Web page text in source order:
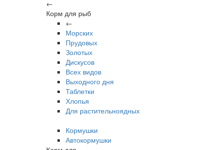
←
Корм для рыб
←
Морских
Прудовых
Золотых
Дискусов
Всех видов
Выходного дня
Таблетки
Хлопья
Для растительноядных
Кормушки
Автокормушки